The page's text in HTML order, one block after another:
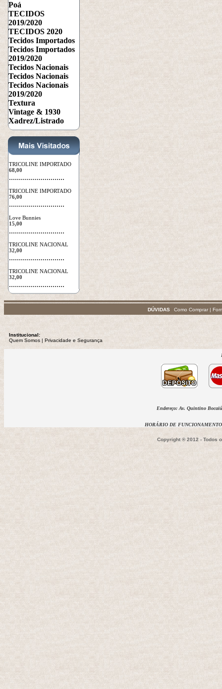
Poá
TECIDOS
2019/2020
TECIDOS 2020
Tecidos Importados
Tecidos Importados
2019/2020
Tecidos Nacionais
Tecidos Nacionais
Tecidos Nacionais
2019/2020
Textura
Vintage & 1930
Xadrez/Listrado
TRICOLINE IMPORTADO
68,00
............................
TRICOLINE IMPORTADO
76,00
............................
Love Bunnies
15,00
............................
TRICOLINE NACIONAL
32,00
............................
TRICOLINE NACIONAL
32,00
............................
DÚVIDAS Como Comprar |
Institucional:
Quem Somos | Privacidade e Segurança
Endereço: Av. Quintino
HORÁRIO DE
Copyright ® 2012 - Todos